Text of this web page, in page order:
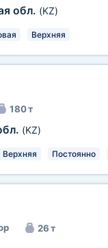
обл. (KZ)
Верхняя
180 т
(KZ)
Верхняя Постоянно
26 т